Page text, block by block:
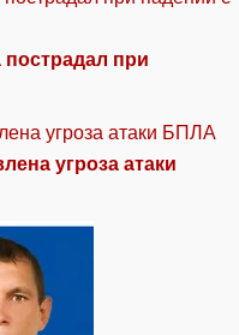
при
угроза атаки